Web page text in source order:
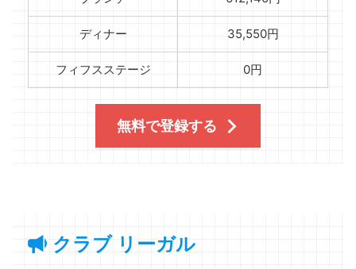
ディナー 35,550円
フィフスステージ 0円
無料で登録する
クラブ リーガル